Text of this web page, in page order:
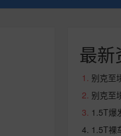
最新
别克至
别克至
1.5T爆
1.5T裸